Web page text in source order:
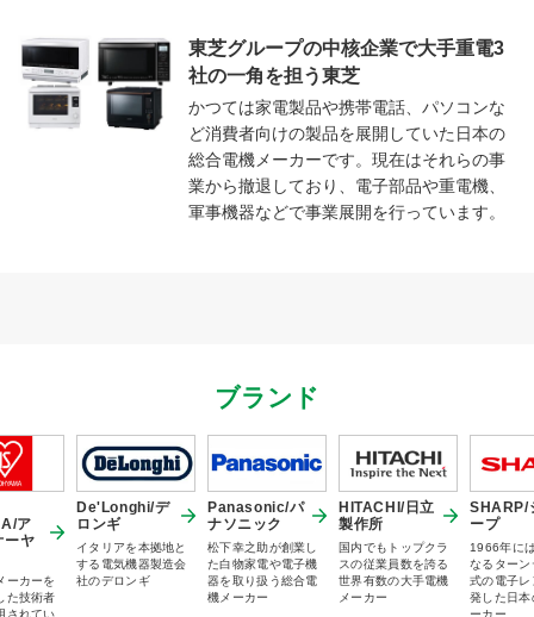
東芝グループの中核企業で大手重電3
社の一角を担う東芝
かつては家電製品や携帯電話、パソコンな
ど消費者向けの製品を展開していた日本の
総合電機メーカーです。現在はそれらの事
業から撤退しており、電子部品や重電機、
軍事機器などで事業展開を行っています。
ブランド
ア
ーヤ
ーカーを
た技術者
されてい
De'Longhi/デ
ロンギ
イタリアを本拠地と
する電気機器製造会
社のデロンギ
Panasonic/パ
ナソニック
松下幸之助が創業し
た白物家電や電子機
器を取り扱う総合電
機メーカー
HITACHI/日立
製作所
国内でもトップクラ
スの従業員数を誇る
世界有数の大手電機
メーカー
SHARP/
ープ
1966年に
なるターン
式の電子レ
発した日本
ーカー